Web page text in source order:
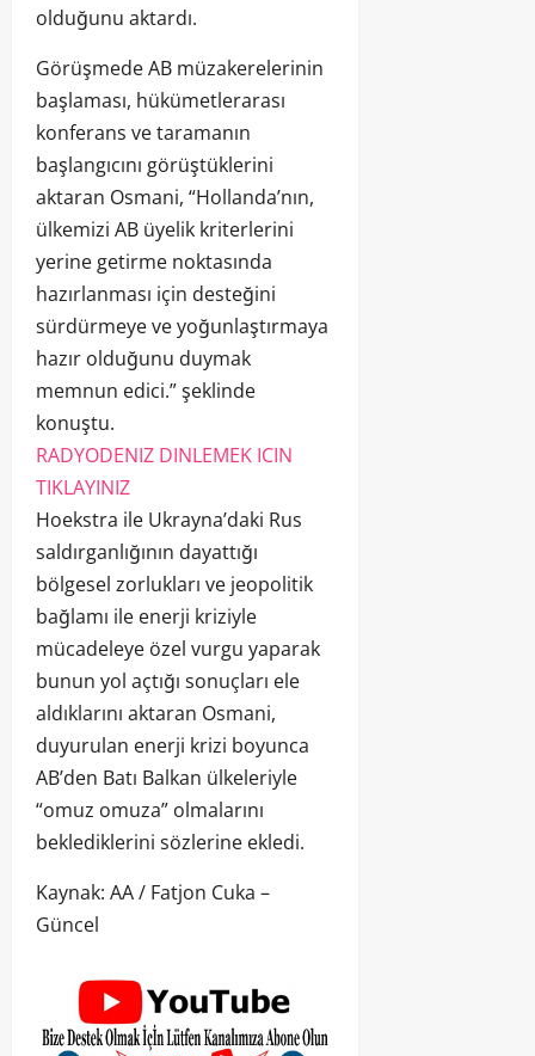
olduğunu aktardı.
Görüşmede AB müzakerelerinin
başlaması, hükümetlerarası
konferans ve taramanın
başlangıcını görüştüklerini
aktaran Osmani, “Hollanda’nın,
ülkemizi AB üyelik kriterlerini
yerine getirme noktasında
hazırlanması için desteğini
sürdürmeye ve yoğunlaştırmaya
hazır olduğunu duymak
memnun edici.” şeklinde
konuştu.
RADYODENIZ DINLEMEK ICIN
TIKLAYINIZ
Hoekstra ile Ukrayna’daki Rus
saldırganlığının dayattığı
bölgesel zorlukları ve jeopolitik
bağlamı ile enerji kriziyle
mücadeleye özel vurgu yaparak
bunun yol açtığı sonuçları ele
aldıklarını aktaran Osmani,
duyurulan enerji krizi boyunca
AB’den Batı Balkan ülkeleriyle
“omuz omuza” olmalarını
beklediklerini sözlerine ekledi.
Kaynak: AA / Fatjon Cuka –
Güncel